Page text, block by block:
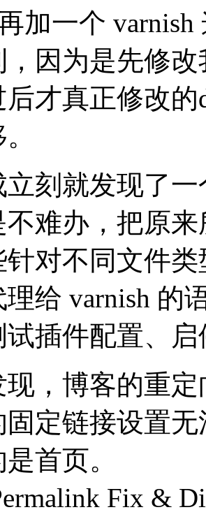
加一个
因为是先修
才真正修改
刻就发现了
难办，把原
对不同文件
理给 varnish 的
试插件配置、
，博客的重定
固定链接设置
首页。
Fix &